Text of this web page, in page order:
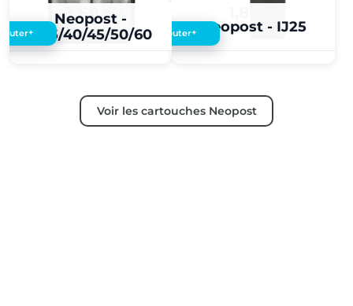
Neopost -
IJ35/40/45/50/60
3,60 €
+ Neopost - IJ25
Ajouter+
Voir les cartouches Neopost